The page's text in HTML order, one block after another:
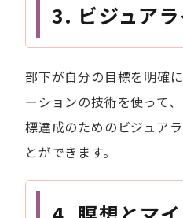
3. ビジュア
部下が自分の目標を明確
ーションの技術を使って
標達成のためのビジュア
とができます。